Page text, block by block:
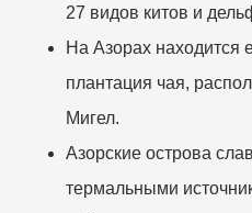
27 видов китов и
На Азорах находится
плантация чая,
Мигел.
Азорские острова
термальными